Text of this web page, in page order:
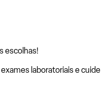
escolhas!
laboratoriais e cuide